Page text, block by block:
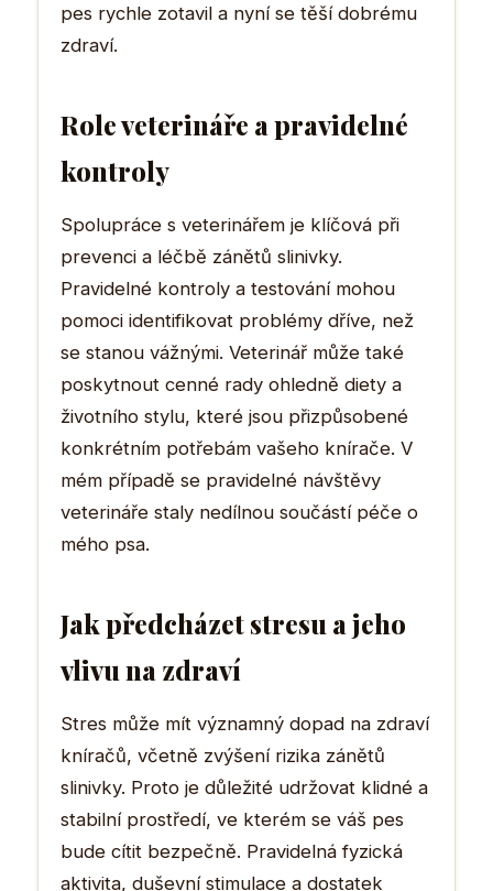
pes rychle zotavil a nyní se těší dobrému
zdraví.
Role veterináře a pravidelné
kontroly
Spolupráce s veterinářem je klíčová při
prevenci a léčbě zánětů slinivky.
Pravidelné kontroly a testování mohou
pomoci identifikovat problémy dříve, než
se stanou vážnými. Veterinář může také
poskytnout cenné rady ohledně diety a
životního stylu, které jsou přizpůsobené
konkrétním potřebám vašeho knírače. V
mém případě se pravidelné návštěvy
veterináře staly nedílnou součástí péče o
mého psa.
Jak předcházet stresu a jeho
vlivu na zdraví
Stres může mít významný dopad na zdraví
kníračů, včetně zvýšení rizika zánětů
slinivky. Proto je důležité udržovat klidné a
stabilní prostředí, ve kterém se váš pes
bude cítit bezpečně. Pravidelná fyzická
aktivita, duševní stimulace a dostatek